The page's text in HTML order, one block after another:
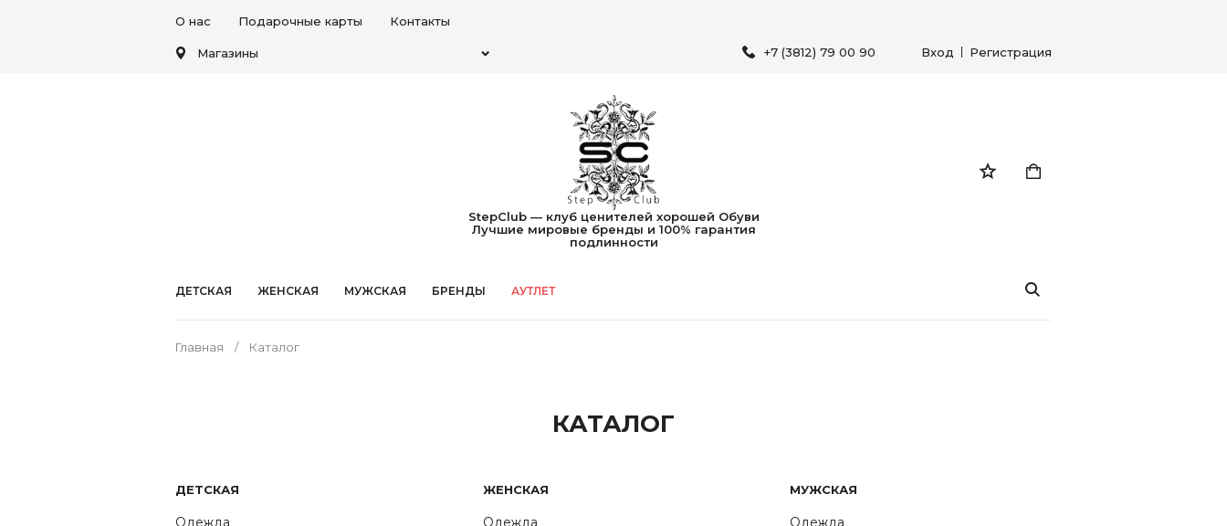
О нас Подарочные карты Контакты
Магазины +7 (3812) 79 00 90 Вход Регистрация
StepClub — клуб ценителей хорошей Обуви
Лучшие мировые бренды и 100% гарантия
подлинности
ДЕТСКАЯ ЖЕНСКАЯ МУЖСКАЯ БРЕНДЫ АУТЛЕТ
Главная Каталог
КАТАЛОГ
ДЕТСКАЯ
Одежда
ЖЕНСКАЯ
Одежда
МУЖСКАЯ
Одежда